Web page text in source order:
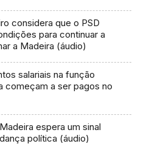
considera que o PSD
para continuar a
a Madeira (áudio)
salariais na função
começam a ser pagos no
espera um sinal
política (áudio)